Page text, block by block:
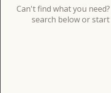
Can't find what you
search below or